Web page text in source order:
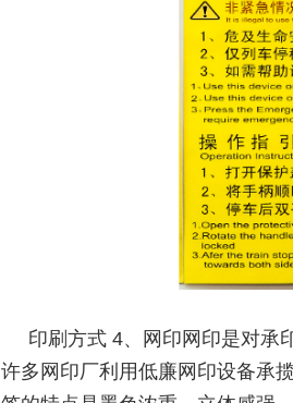
印刷方式 4、网印网印是对承
许多网印厂利用低廉网印设备承